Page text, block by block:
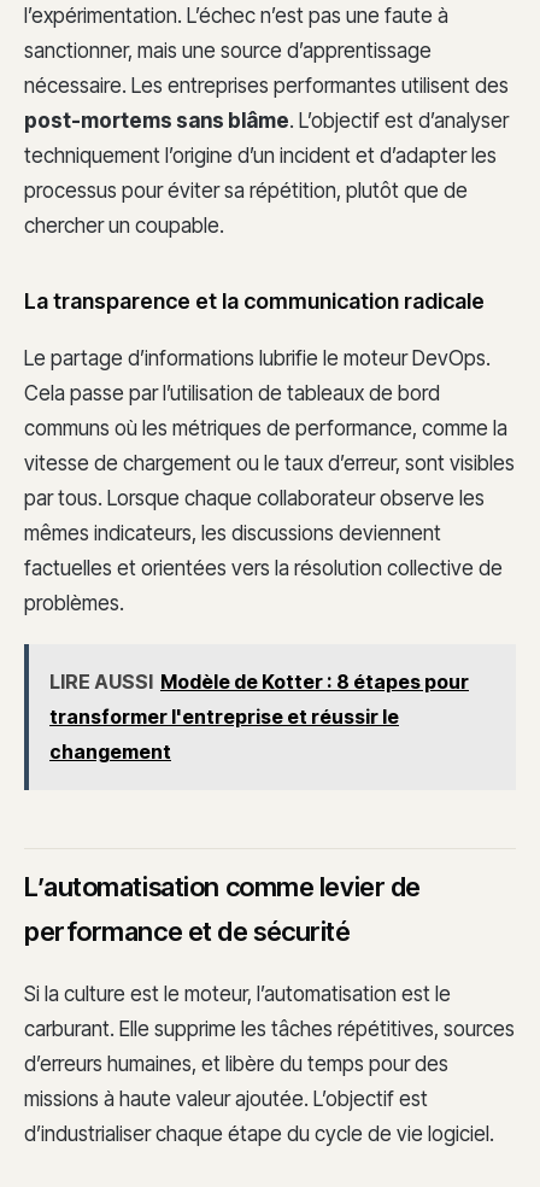
l’expérimentation. L’échec n’est pas une faute à
sanctionner, mais une source d’apprentissage
nécessaire. Les entreprises performantes utilisent des
post-mortems sans blâme. L’objectif est d’analyser
techniquement l’origine d’un incident et d’adapter les
processus pour éviter sa répétition, plutôt que de
chercher un coupable.
La transparence et la communication radicale
Le partage d’informations lubrifie le moteur DevOps.
Cela passe par l’utilisation de tableaux de bord
communs où les métriques de performance, comme la
vitesse de chargement ou le taux d’erreur, sont visibles
par tous. Lorsque chaque collaborateur observe les
mêmes indicateurs, les discussions deviennent
factuelles et orientées vers la résolution collective de
problèmes.
LIRE AUSSI Modèle de Kotter : 8 étapes pour
transformer l'entreprise et réussir le
changement
L’automatisation comme levier de
performance et de sécurité
Si la culture est le moteur, l’automatisation est le
carburant. Elle supprime les tâches répétitives, sources
d’erreurs humaines, et libère du temps pour des
missions à haute valeur ajoutée. L’objectif est
d’industrialiser chaque étape du cycle de vie logiciel.